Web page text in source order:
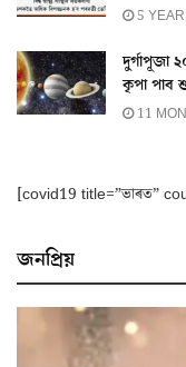
5
দুৰ্গাপূজা
কৃপা পাব
11
[covid19 title=”ভাৰত”
জনপ্ৰিয়